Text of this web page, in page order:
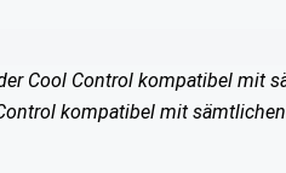
Cool Control kompatibel mit
kompatibel mit